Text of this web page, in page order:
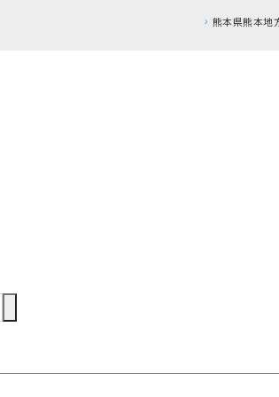
熊本県熊本地方を震源とする地震の影響につきまして